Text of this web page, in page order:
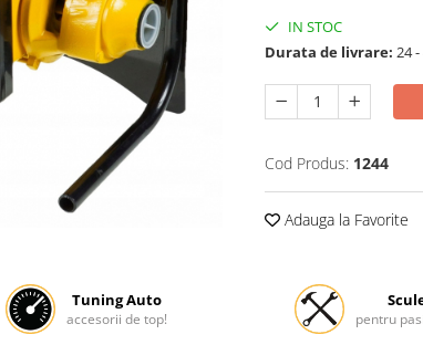
IN STOC
Durata de livrare: 24
Cod Produs: 1244
Adauga la Favorite
Tuning Auto
accesorii de top! pentru